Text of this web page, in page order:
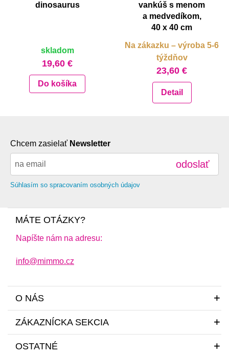
dinosaurus
skladom
19,60 €
Do košíka
vankúš s menom
a medvedíkom,
40 x 40 cm
Na zákazku – výroba 5-6
týždňov
23,60 €
Detail
Chcem zasielať Newsletter
odoslať
Súhlasím so spracovaním osobných údajov
MÁTE OTÁZKY?
Napíšte nám na adresu:
info@mimmo.cz
O NÁS
ZÁKAZNÍCKA SEKCIA
OSTATNÉ